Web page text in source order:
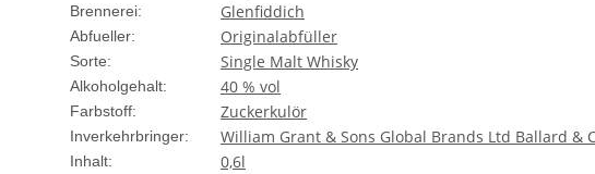
Brennerei: Glenfiddich
Abfueller: Originalabfüller
Sorte: Single Malt Whisky
Alkoholgehalt: 40 % vol
Farbstoff: Zuckerkulör
Inverkehrbringer: William Grant & Sons Global Brands Ltd Ballard &
Inhalt: 0,6l